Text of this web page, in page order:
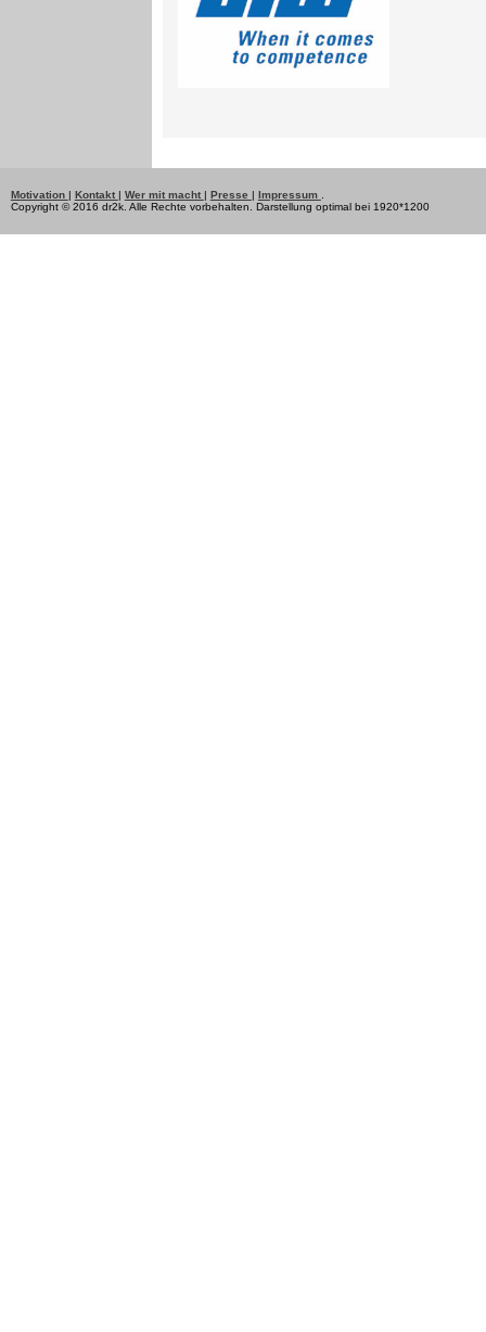
Motivation Kontakt Wer mit macht Presse Impressum .
Copyright © 2016 dr2k. Alle Rechte vorbehalten. Darstellung optimal bei 1920*1200